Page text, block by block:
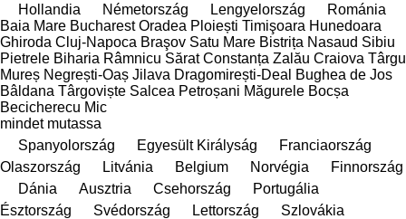
Hollandia
Németország Lengyelország
Románia
Baia Mare Bucharest Oradea Ploiești Timişoara Hunedoara
Ghiroda Cluj-Napoca Braşov Satu Mare Bistrița Nasaud Sibiu
Pietrele Biharia Râmnicu Sărat Constanța Zalău Craiova Târgu
Mureș Negrești-Oaș Jilava Dragomirești-Deal
Bughea de Jos
Bâldana Târgoviște Salcea Petroșani Măgurele Bocșa
Becicherecu Mic
mindet mutassa
Spanyolország
Egyesült Királyság
Franciaország
Olaszország
Litvánia Belgium Norvégia
Finnország
Dánia
Ausztria Csehország
Portugália
Észtország
Svédország Lettország
Szlovákia